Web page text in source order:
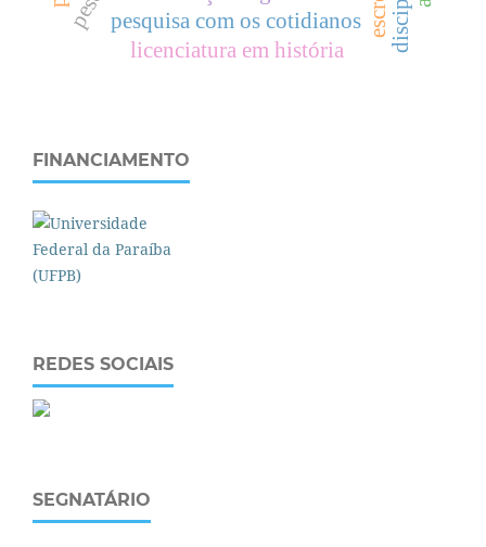
pesquisa com os cotidianos
licenciatura em história
FINANCIAMENTO
REDES SOCIAIS
SEGNATÁRIO